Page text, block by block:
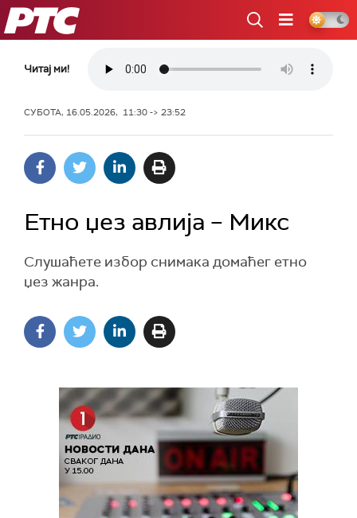
РТС
Читај ми!
СУБОТА, 16.05.2026, 11:30 -> 23:52
Етно џез авлија – Микс
Слушаћете избор снимака домаћег етно
џез жанра.